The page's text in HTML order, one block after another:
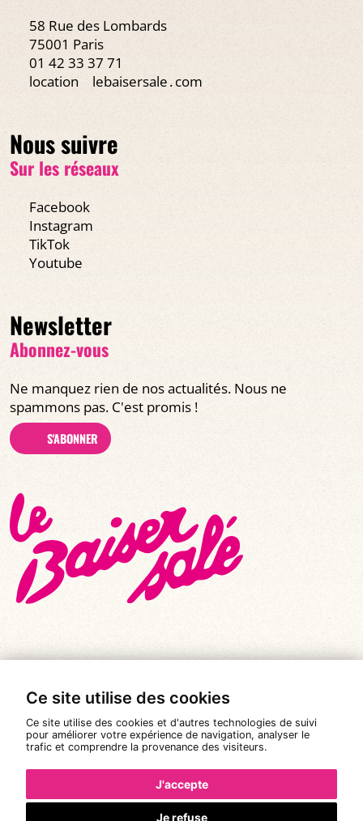
Ce site utilise des cookies
Ce site utilise des cookies et d'autres technologies de suivi
pour améliorer votre expérience de navigation, analyser le
trafic et comprendre la provenance des visiteurs.
J'accepte
Je refuse
58 Rue des Lombards
75001 Paris
01 42 33 37 71
location
lebaisersale․com
Nous suivre
Sur les réseaux
Facebook
Instagram
TikTok
Youtube
Newsletter
Abonnez-vous
Ne manquez rien de nos actualités. Nous ne
spammons pas. C'est promis !
S'ABONNER
Mentions légales
Politique de confidentialité